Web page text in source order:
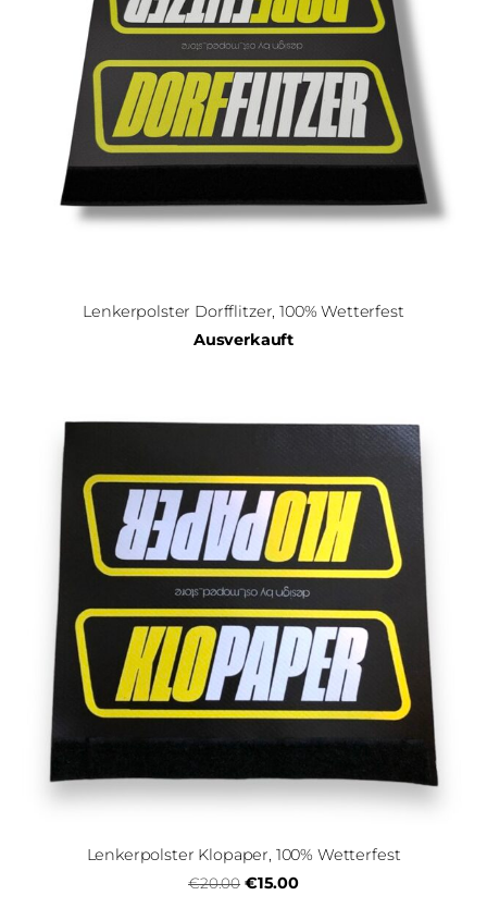
Lenkerpolster Dorfflitzer, 100% Wetterfest
Ausverkauft
Lenkerpolster Klopaper, 100% Wetterfest
€20.00 €15.00